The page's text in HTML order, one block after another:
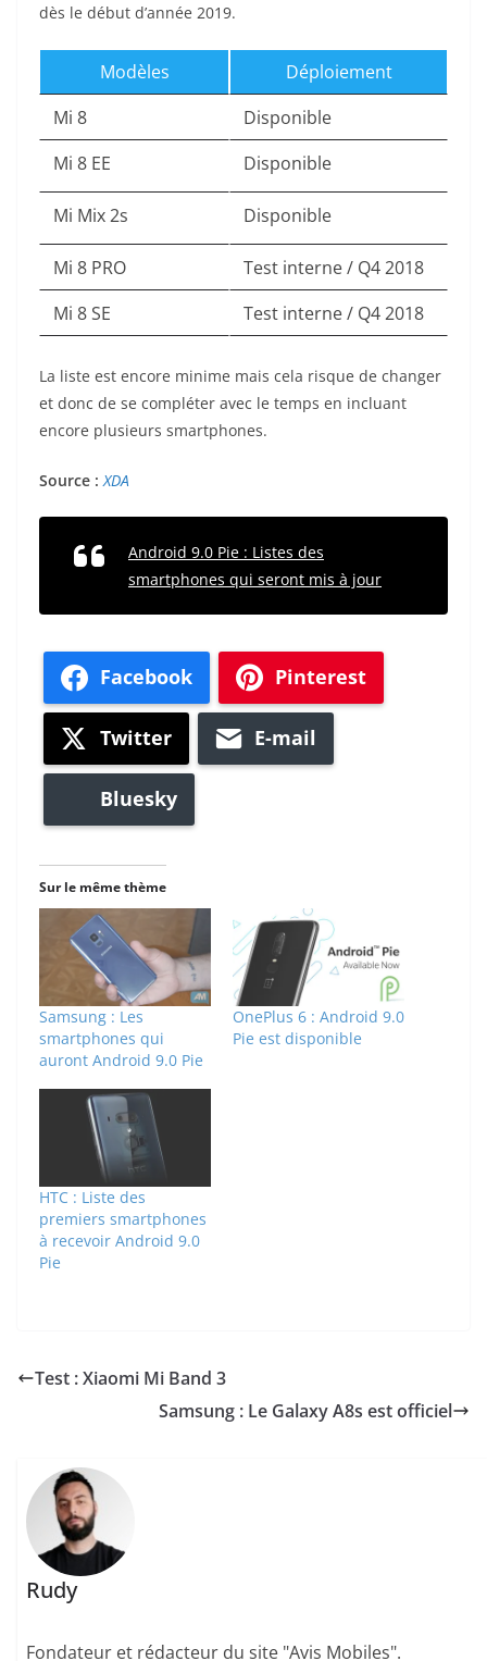
dès le début d’année 2019.
Modèles
Déploiement
Mi 8
Disponible
Mi 8 EE
Disponible
Mi Mix 2s Disponible
Mi 8 PRO
Test interne / Q4 2018
Mi 8 SE
Test interne / Q4 2018
La liste est encore minime mais cela risque de changer
et donc de se compléter avec le temps en incluant
encore plusieurs smartphones.
Source : XDA
Android 9.0 Pie : Listes des
smartphones qui seront mis à jour
Facebook Pinterest
Twitter E-mail
Bluesky
Sur le même thème
Samsung : Les
smartphones qui
auront Android 9.0 Pie
OnePlus 6 : Android 9.0
Pie est disponible
HTC : Liste des
premiers smartphones
à recevoir Android 9.0
Pie
Test : Xiaomi Mi Band 3
Samsung : Le Galaxy A8s est officiel
Rudy
Fondateur et rédacteur du site "Avis Mobiles".